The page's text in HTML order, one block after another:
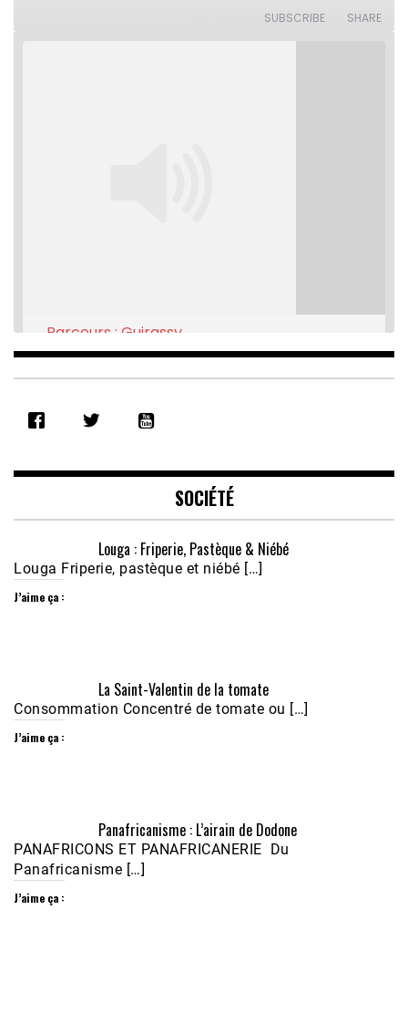
SUBSCRIBE SHARE
RSS FEED
EMBED
Parcours : Guirassy
Feb 16, 2021 • 28:08
Nobana (Podologue)
Feb 24, 2021 • 28mn
SOCIÉTÉ
Louga : Friperie, Pastèque & Niébé
Louga Friperie, pastèque et niébé […]
J’aime ça :
La Saint-Valentin de la tomate
Consommation Concentré de tomate ou […]
J’aime ça :
Panafricanisme : L’airain de Dodone
PANAFRICONS ET PANAFRICANERIE Du
Panafricanisme […]
J’aime ça :